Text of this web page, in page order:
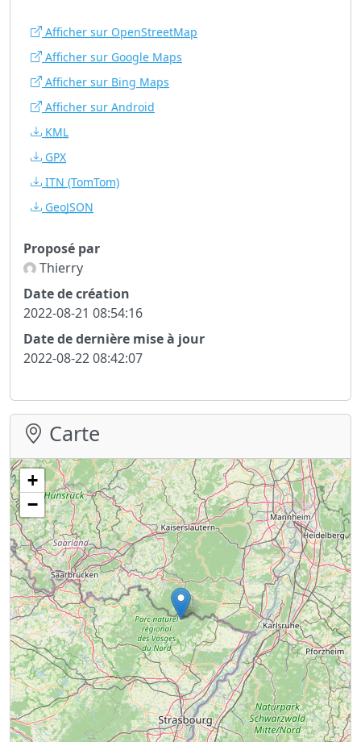
Afficher sur OpenStreetMap
Afficher sur Google Maps
Afficher sur Bing Maps
Afficher sur Android
KML
GPX
ITN (TomTom)
GeoJSON
Proposé par
Thierry
Date de création
2022-08-21 08:54:16
Date de dernière mise à jour
2022-08-22 08:42:07
Carte
+
−